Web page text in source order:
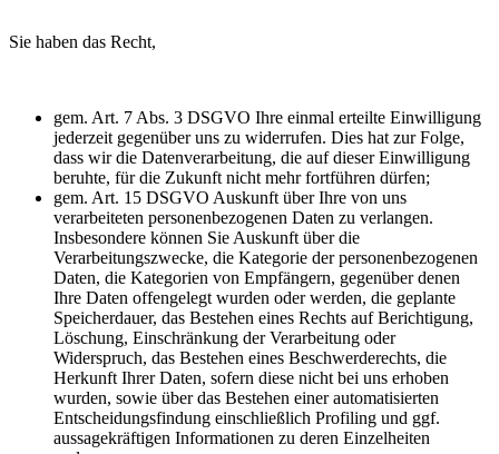
Sie haben das Recht,
gem. Art. 7 Abs. 3 DSGVO Ihre einmal erteilte Einwilligung
jederzeit gegenüber uns zu widerrufen. Dies hat zur Folge,
dass wir die Datenverarbeitung, die auf dieser Einwilligung
beruhte, für die Zukunft nicht mehr fortführen dürfen;
gem. Art. 15 DSGVO Auskunft über Ihre von uns
verarbeiteten personenbezogenen Daten zu verlangen.
Insbesondere können Sie Auskunft über die
Verarbeitungszwecke, die Kategorie der personenbezogenen
Daten, die Kategorien von Empfängern, gegenüber denen
Ihre Daten offengelegt wurden oder werden, die geplante
Speicherdauer, das Bestehen eines Rechts auf Berichtigung,
Löschung, Einschränkung der Verarbeitung oder
Widerspruch, das Bestehen eines Beschwerderechts, die
Herkunft Ihrer Daten, sofern diese nicht bei uns erhoben
wurden, sowie über das Bestehen einer automatisierten
Entscheidungsfindung einschließlich Profiling und ggf.
aussagekräftigen Informationen zu deren Einzelheiten